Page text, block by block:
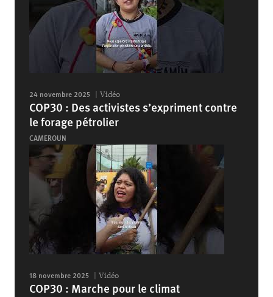
24 novembre 2025 Vidéo
COP30 : Des activistes s’expriment contre
le forage pétrolier
CAMEROUN
18 novembre 2025 Vidéo
COP30 : Marche pour le climat